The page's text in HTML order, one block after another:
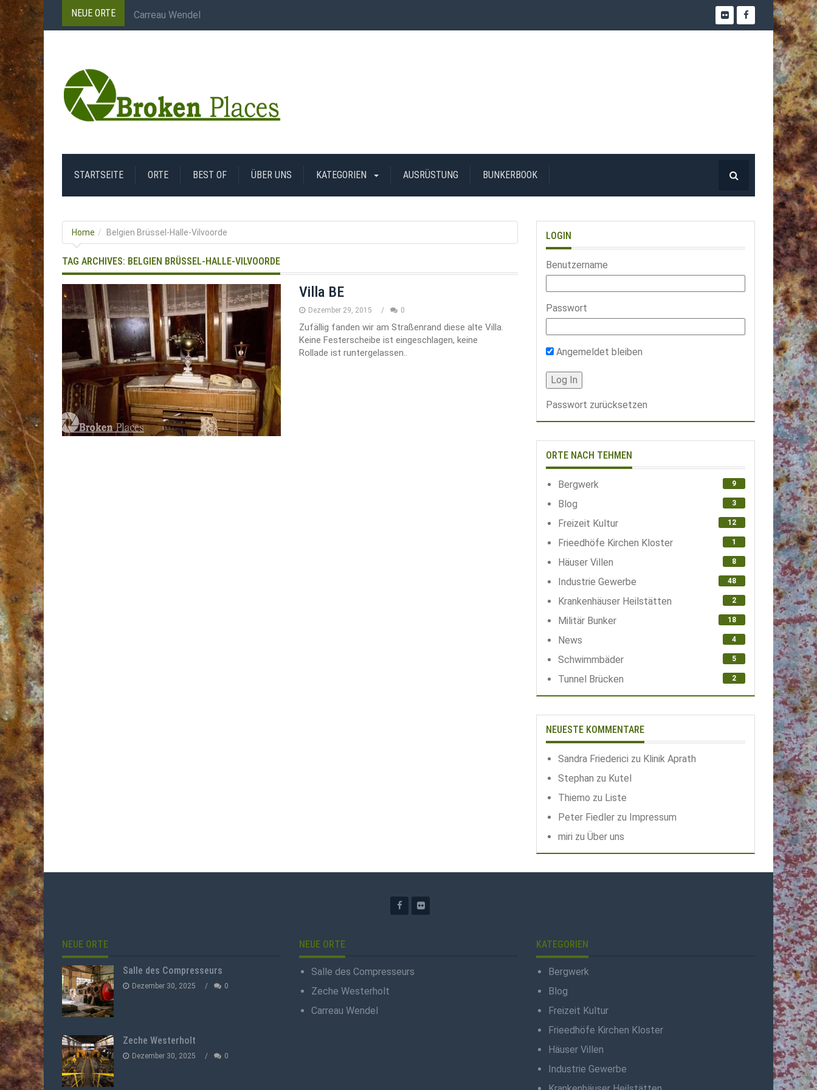
NEUE ORTE Carreau Wendel
Salle des Compresseurs
STARTSEITE ORTE BEST OF ÜBER UNS KATEGORIEN AUSRÜSTUNG BUNKERBOOK
Home Belgien Brüssel-Halle-Vilvoorde
TAG ARCHIVES: BELGIEN BRÜSSEL-HALLE-VILVOORDE
Villa BE
Dezember 29, 2015 0
Zufällig fanden wir am Straßenrand diese alte Villa.
Keine Festerscheibe ist eingeschlagen, keine
Rollade ist runtergelassen..
LOGIN
Benutzername
Passwort
Angemeldet bleiben
Passwort zurücksetzen
ORTE NACH TEHMEN
Bergwerk 9
Blog 3
Freizeit Kultur 12
Frieedhöfe Kirchen Kloster 1
Häuser Villen 8
Industrie Gewerbe 48
Krankenhäuser Heilstätten 2
Militär Bunker 18
News 4
Schwimmbäder 5
Tunnel Brücken 2
NEUESTE KOMMENTARE
Sandra Friederici zu Klinik Aprath
Stephan zu Kutel
Thiemo zu Liste
Peter Fiedler zu Impressum
miri zu Über uns
NEUE ORTE
Salle des Compresseurs
Dezember 30, 2025 0
Zeche Westerholt
Dezember 30, 2025 0
NEUE ORTE
Salle des Compresseurs
Zeche Westerholt
Carreau Wendel
KATEGORIEN
Bergwerk
Blog
Freizeit Kultur
Frieedhöfe Kirchen Kloster
Häuser Villen
Industrie Gewerbe